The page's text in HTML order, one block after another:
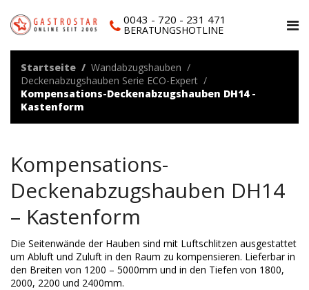
0043 - 720 - 231 471
BERATUNGSHOTLINE
Startseite
Wandabzugshauben
Deckenabzugshauben Serie ECO-Expert
Kompensations-Deckenabzugshauben DH14 -
Kastenform
Kompensations-
Deckenabzugshauben DH14
– Kastenform
Die Seitenwände der Hauben sind mit Luftschlitzen ausgestattet
um Abluft und Zuluft in den Raum zu kompensieren. Lieferbar in
den Breiten von 1200 – 5000mm und in den Tiefen von 1800,
2000, 2200 und 2400mm.